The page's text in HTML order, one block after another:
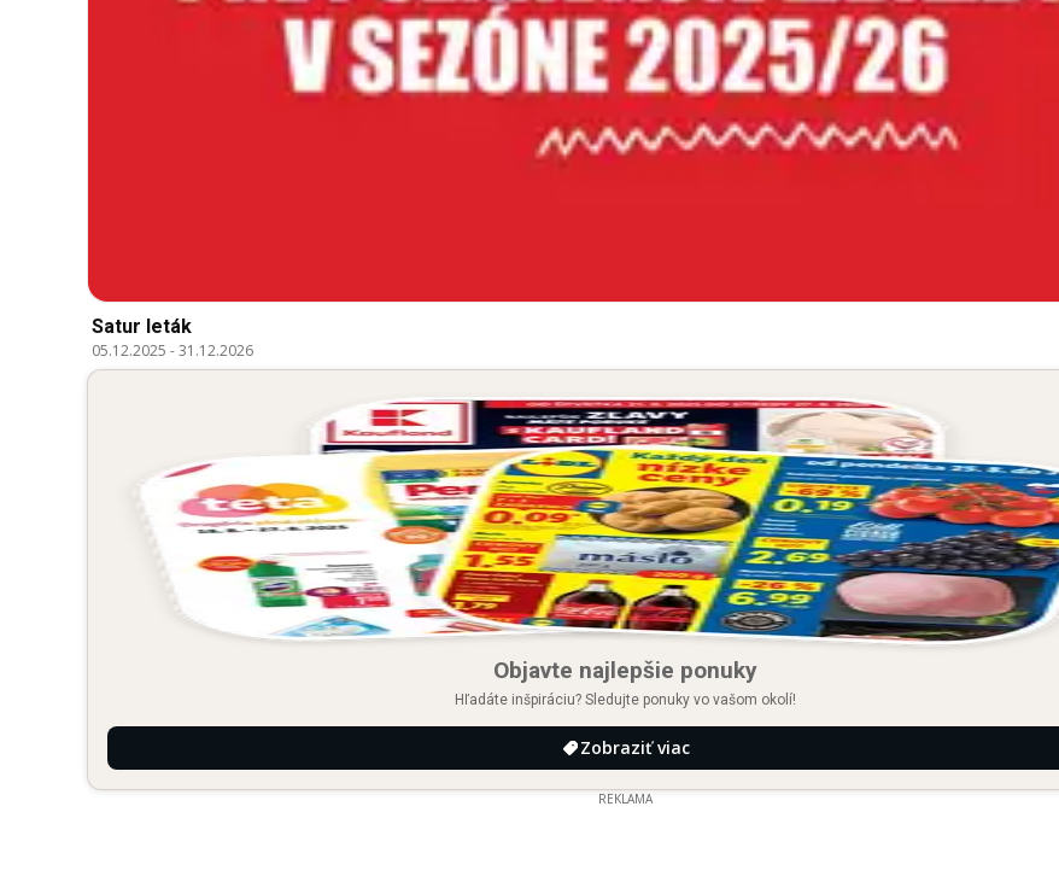
Satur leták
05.12.2025 -31.12.2026
Objavte najlepšie ponuky
Hľadáte inšpiráciu? Sledujte ponuky vo vašom okolí!
Zobraziť viac
REKLAMA